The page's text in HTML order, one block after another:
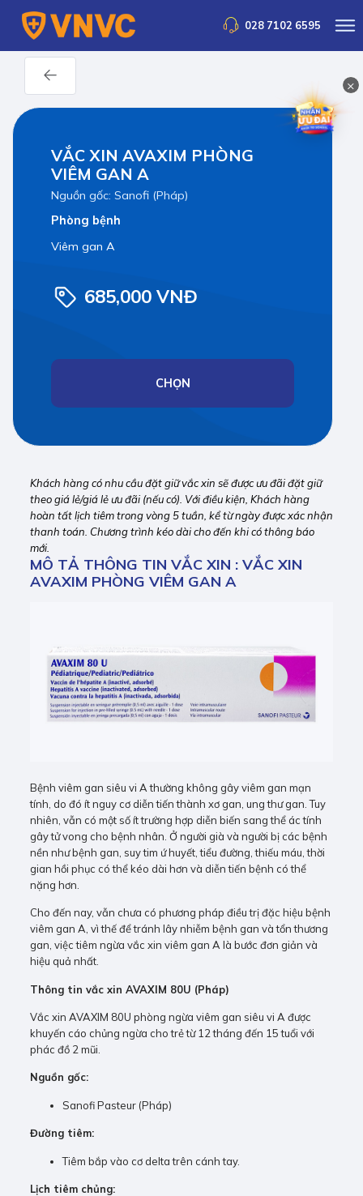
028 7102 6595
VẮC XIN AVAXIM PHÒNG
VIÊM GAN A
Nguồn gốc: Sanofi (Pháp)
Phòng bệnh
Viêm gan A
685,000 VNĐ
CHỌN
Khách hàng có nhu cầu đặt giữ vắc xin sẽ được ưu đãi đặt giữ
theo giá lẻ/giá lẻ ưu đãi (nếu có). Với điều kiện, Khách hàng
hoàn tất lịch tiêm trong vòng 5 tuần, kể từ ngày được xác nhận
thanh toán. Chương trình kéo dài cho đến khi có thông báo
mới.
MÔ TẢ THÔNG TIN VẮC XIN : VẮC XIN
AVAXIM PHÒNG VIÊM GAN A
Bệnh viêm gan siêu vi A thường không gây viêm gan mạn
tính, do đó ít nguy cơ diễn tiến thành xơ gan, ung thư gan. Tuy
nhiên, vẫn có một số ít trường hợp diễn biến sang thể ác tính
gây tử vong cho bệnh nhân. Ở người già và người bị các bệnh
nền như bệnh gan, suy tim ứ huyết, tiểu đường, thiếu máu, thời
gian hồi phục có thể kéo dài hơn và diễn tiến bệnh có thể
nặng hơn.
Cho đến nay, vẫn chưa có phương pháp điều trị đặc hiệu bệnh
viêm gan A, vì thế để tránh lây nhiễm bệnh gan và tổn thương
gan, việc tiêm ngừa vắc xin viêm gan A là bước đơn giản và
hiệu quả nhất.
Thông tin vắc xin AVAXIM 80U (Pháp)
Vắc xin AVAXIM 80U phòng ngừa viêm gan siêu vi A được
khuyến cáo chủng ngừa cho trẻ từ 12 tháng đến 15 tuổi với
phác đồ 2 mũi.
Nguồn gốc:
Sanofi Pasteur (Pháp)
Đường tiêm:
Tiêm bắp vào cơ delta trên cánh tay.
Lịch tiêm chủng:
×